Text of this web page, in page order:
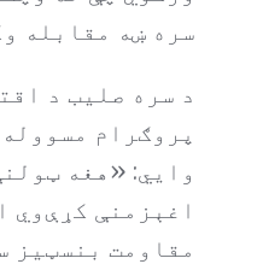
سره ښه مقابله
د سره صلیب د
پروګرام
وايي: «هغه
اغېزمنې کړې‌وي
مقاومت بنسټیز